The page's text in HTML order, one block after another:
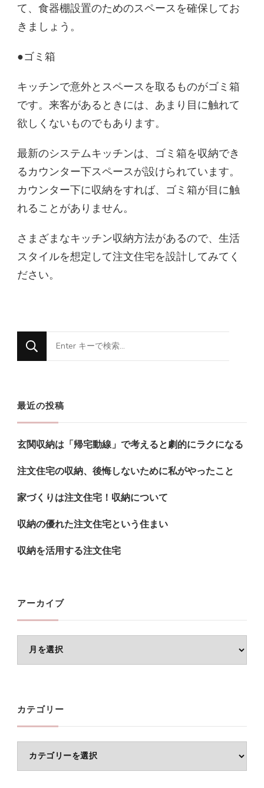
て、食器棚設置のためのスペースを確保してお
きましょう。
●ゴミ箱
キッチンで意外とスペースを取るものがゴミ箱
です。来客があるときには、あまり目に触れて
欲しくないものでもあります。
最新のシステムキッチンは、ゴミ箱を収納でき
るカウンター下スペースが設けられています。
カウンター下に収納をすれば、ゴミ箱が目に触
れることがありません。
さまざまなキッチン収納方法があるので、生活
スタイルを想定して注文住宅を設計してみてく
ださい。
に
探
で
す
?
最近の投稿
玄関収納は「帰宅動線」で考えると劇的にラクになる
注文住宅の収納、後悔しないために私がやったこと
家づくりは注文住宅！収納について
収納の優れた注文住宅という住まい
収納を活用する注文住宅
アーカイブ
ー
ブ
カテゴリー
テ